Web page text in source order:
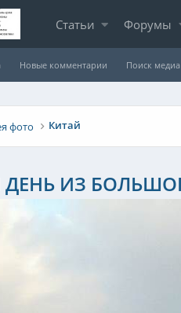
Статьи Форумы
Новые комментарии Поиск медиа
фото Китай
ИЗ